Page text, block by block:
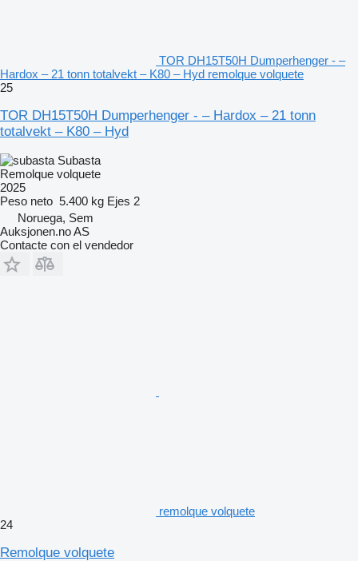
TOR DH15T50H Dumperhenger - –
Hardox – 21 tonn totalvekt – K80 – Hyd remolque volquete
25
TOR DH15T50H Dumperhenger - – Hardox – 21 tonn
totalvekt – K80 – Hyd
Subasta
Remolque volquete
2025
Peso neto 5.400 kg Ejes 2
Noruega, Sem
Auksjonen.no AS
Contacte con el vendedor
remolque volquete
24
Remolque volquete